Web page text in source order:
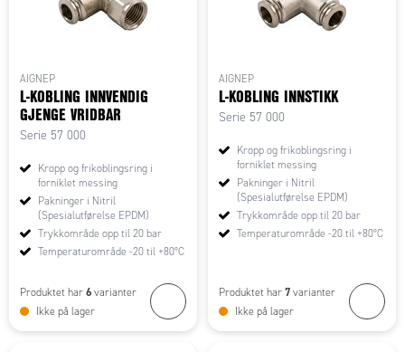
AIGNEP
L-KOBLING INNVENDIG
GJENGE VRIDBAR
Serie 57 000
Kropp og frikoblingsring i
forniklet messing
Pakninger i Nitril
(Spesialutførelse EPDM)
Trykkområde opp til 20 bar
Temperaturområde -20 til +80°C
Produktet har 6 varianter
Ikke på lager
AIGNEP
L-KOBLING INNSTIKK
Serie 57 000
Kropp og frikoblingsring i
forniklet messing
Pakninger i Nitril
(Spesialutførelse EPDM)
Trykkområde opp til 20 bar
Temperaturområde -20 til +80°C
Produktet har 7 varianter
Ikke på lager